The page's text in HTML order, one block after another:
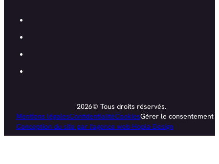
2026© Tous droits réservés.
Mentions légalesConfidentialitéCookiesGérer le consentement
Conception du site par l'agence web Hopla Design